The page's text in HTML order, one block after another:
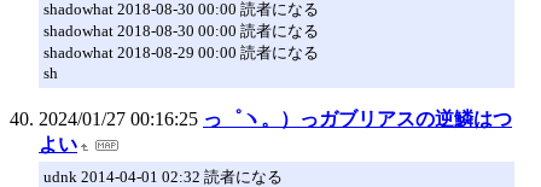
shadowhat 2018-08-30 00:00 読者になる
shadowhat 2018-08-30 00:00 読者になる
shadowhat 2018-08-29 00:00 読者になる
sh
2024/01/27 00:16:25 っ゜ヽ。）っガブリアスの逆鱗はつ
よい
udnk 2014-04-01 02:32 読者になる